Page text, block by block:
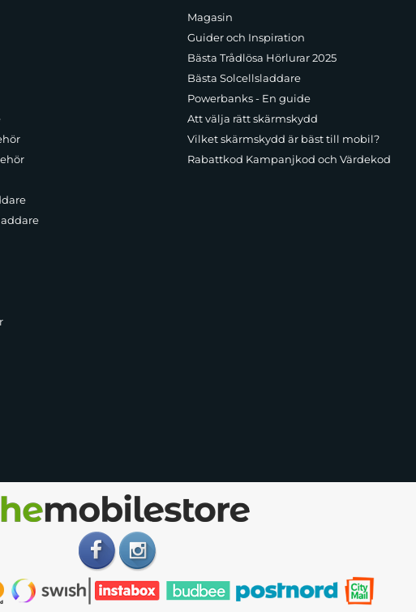
Magasin
Guider och Inspiration
Bästa Trådlösa Hörlurar 2025
Bästa Solcellsladdare
Powerbanks - En guide
Att välja rätt skärmskydd
Vilket skärmskydd är bäst till mobil?
Rabattkod Kampanjkod och Värdekod